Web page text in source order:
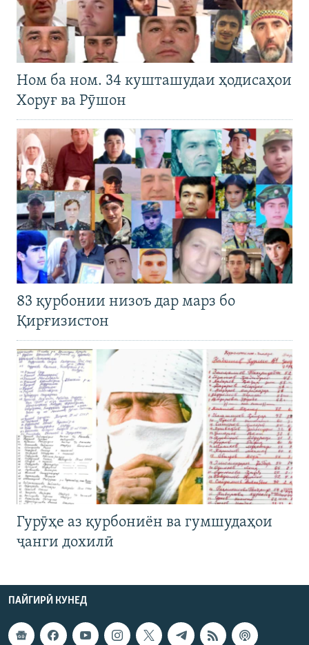
Ном ба ном. 34 кушташудаи ҳодисаҳои
Хоруғ ва Рӯшон
83 қурбонии низоъ дар марз бо
Қирғизистон
Гурӯҳе аз қурбониён ва гумшудаҳои
ҷанги дохилӣ
ПАЙГИРӢ КУНЕД